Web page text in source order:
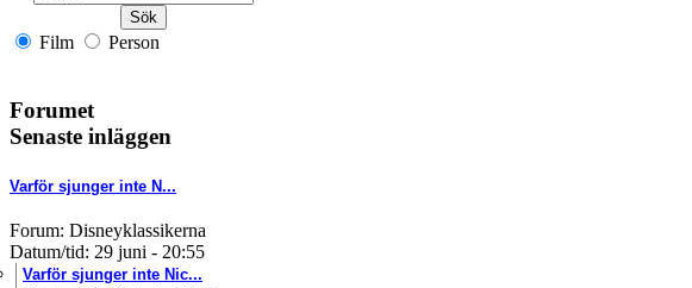
Film Person
Forumet
Senaste inläggen
Varför sjunger inte N...
Forum: Disneyklassikerna
Datum/tid: 29 juni - 20:55
Varför sjunger inte Nic...